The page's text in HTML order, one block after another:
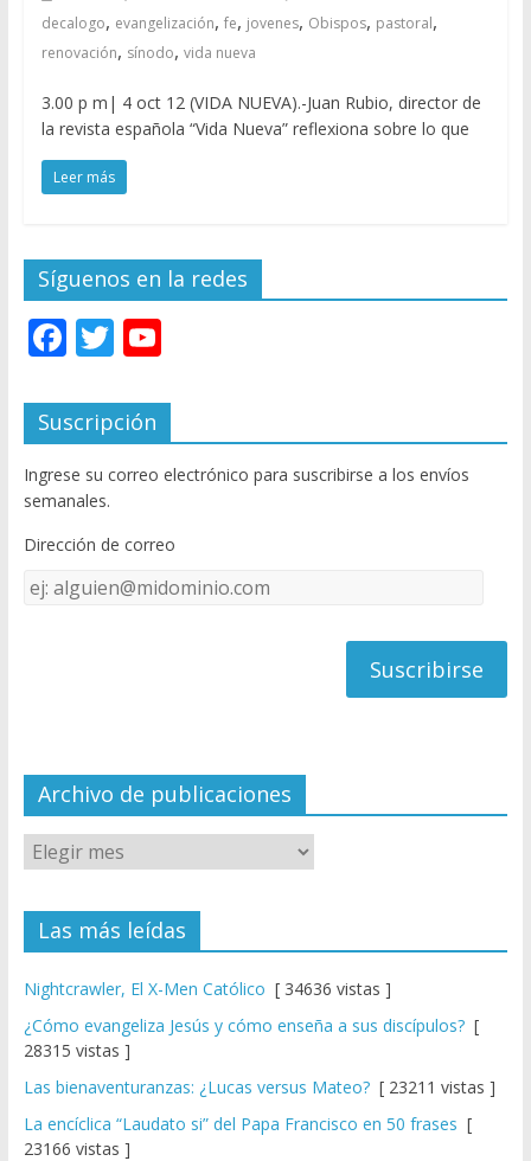
decalogo, evangelización, fe, jovenes, Obispos, pastoral,
renovación, sínodo, vida nueva
3.00 p m| 4 oct 12 (VIDA NUEVA).-Juan Rubio, director de
la revista española “Vida Nueva” reflexiona sobre lo que
Leer más
Síguenos en la redes
F
e
b
o
o
k
T
itt
er
Y
u
T
u
e
C
el
Suscripción
Ingrese su correo electrónico para suscribirse a los envíos
semanales.
Dirección de correo
Dirección
de
Archivo de publicaciones
Las más leídas
Nightcrawler, El X-Men Católico [ 34636 vistas ]
¿Cómo evangeliza Jesús y cómo enseña a sus discípulos?[
28315 vistas ]
Las bienaventuranzas: ¿Lucas versus Mateo?[ 23211 vistas ]
La encíclica “Laudato si” del Papa Francisco en 50 frases [
23166 vistas ]